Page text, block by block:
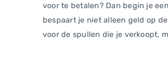
voor te betalen? Dan begin je
bespaart je niet alleen geld op
voor de spullen die je verkoopt,